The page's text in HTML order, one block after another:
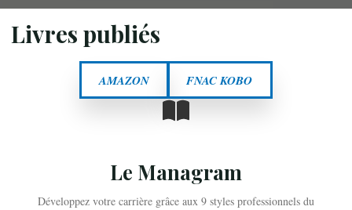
Livres publiés
AMAZON FNAC KOBO
Le Managram
Développez votre carrière grâce aux 9 styles professionnels du